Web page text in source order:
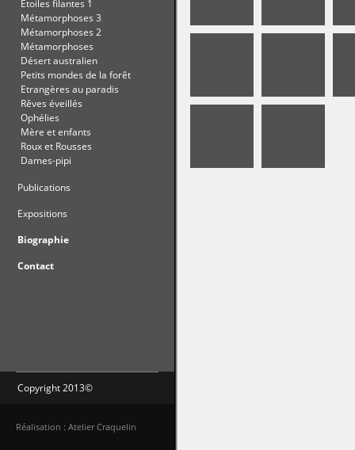
Étoiles filantes 1
Métamorphoses 3
Métamorphoses 2
Métamorphoses
Désert australien
Petits mondes de la forêt
Etrangères au paradis
Rêves éveillés
Ophélies
Mère et enfants
Roux et Rousses
Dames-pipi
Publications
Expositions
Biographie
Contact
Copyright 2013©
Réalisation : Atelier Craquelin